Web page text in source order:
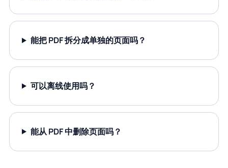
能把 PDF 拆分成单独的页面吗？
可以离线使用吗？
能从 PDF 中删除页面吗？